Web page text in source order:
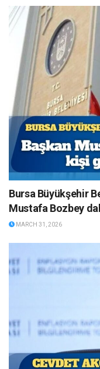
Bursa Büyükşehir
Mustafa Bozbey
MARCH 31, 2026